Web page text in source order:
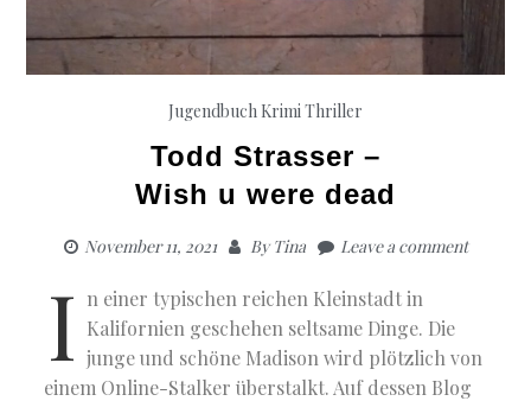
Jugendbuch KrimiThriller
Todd Strasser –
Wish u were dead
November 11, 2021 ByTina Leave a comment
I n einer typischen reichen Kleinstadt in
Kalifornien geschehen seltsame Dinge. Die
junge und schöne Madison wird plötzlich von
einem Online-Stalker überstalkt. Auf dessen Blog